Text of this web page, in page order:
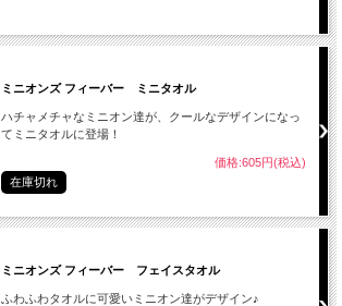
ミニオンズ フィーバー ミニタオル
ハチャメチャなミニオン達が、クールなデザインになっ
てミニタオルに登場！
価格:605円(税込)
在庫切れ
ミニオンズ フィーバー フェイスタオル
ふわふわタオルに可愛いミニオン達がデザイン♪